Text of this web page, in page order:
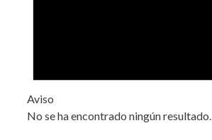
Aviso
No se ha encontrado ningún resultado.